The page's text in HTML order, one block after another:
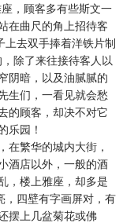
，顾客多有些斯文一
在曲尺的角上招待客
上去双手捧着洋铁片制
除了来往接待客人以
阴暗，以及油腻腻的
生们，一看见就会愁
的顾客，却决不对它
乐园！
在繁华的城内大街，
酒店以外，一般的酒
，楼上雅座，却多是
，四壁有字画屏对，有
摆上几盆菊花或佛